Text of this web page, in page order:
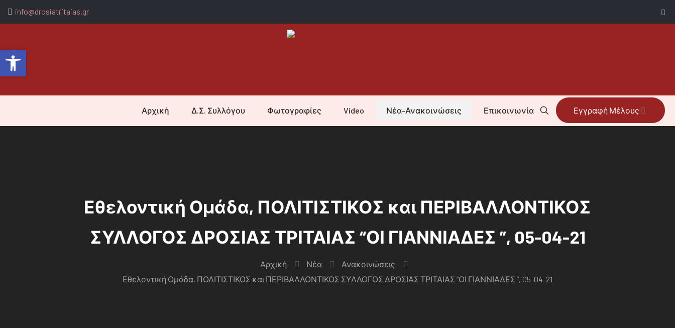
info@drosiatritaias.gr
Αρχική Δ.Σ. Συλλόγου Φωτογραφίες Video Νέα-Ανακοινώσεις Επικοινωνία Εγγραφή Μέλους
Εθελοντική Ομάδα, ΠΟΛΙΤΙΣΤΙΚΟΣ και ΠΕΡΙΒΑΛΛΟΝΤΙΚΟΣ
ΣΥΛΛΟΓΟΣ ΔΡΟΣΙΑΣ ΤΡΙΤΑΙΑΣ “ΟΙ ΓΙΑΝΝΙΑΔΕΣ ”, 05-04-21
Αρχική Νέα
Ανακοινώσεις
Εθελοντική Ομάδα, ΠΟΛΙΤΙΣΤΙΚΟΣ και ΠΕΡΙΒΑΛΛΟΝΤΙΚΟΣ ΣΥΛΛΟΓΟΣ ΔΡΟΣΙΑΣ ΤΡΙΤΑΙΑΣ “ΟΙ ΓΙΑΝΝΙΑΔΕΣ ”, 05-04-21
Ανοίξτε τη γραμμή εργαλείων